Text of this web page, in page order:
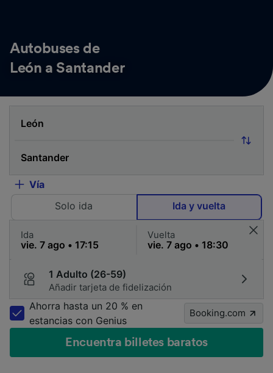
Autobuses de
León a Santander
Vía
Solo ida
Ida y vuelta
Ida Vuelta
1 Adulto (26-59)
Añadir tarjeta de fidelización
Ahorra hasta un 20 % en
estancias con Genius
Booking.com
Encuentra billetes baratos